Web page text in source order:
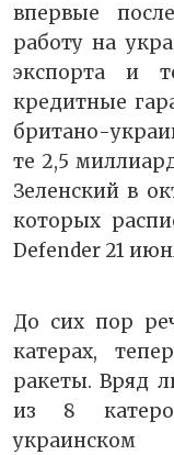
впервые
работу на
экспорта и
кредитные
британо-
те 2,5
Зеленский в
которых
Defender 21
До сих пор
катерах,
ракеты. Вряд
из 8
украинском